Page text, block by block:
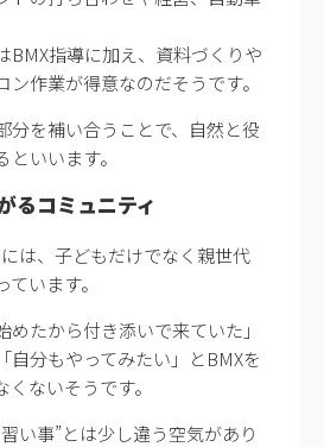
BMX指導に加え、資料づくりや
ン作業が得意なのだそうです。
分を補い合うことで、自然と役
いいます。
るコミュニティ
は、子どもだけでなく親世代
います。
たから付き添いで来ていた」
自分もやってみたい」とBMXを
ないそうです。
い事”とは少し違う空気があり